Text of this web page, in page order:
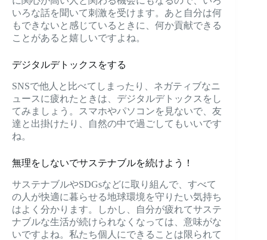
いろな話を聞いて刺激を受けます。あと自分は何
もできないと感じているときに、何か貢献できる
ことがあると嬉しいですよね。
デジタルデトックスをする
SNSで他人と比べてしまったり、ネガティブなニ
ュースに疲れたときは、デジタルデトックスをし
てみましょう。スマホやパソコンを見ないで、友
達と出掛けたり、自然の中で過ごしてもいいです
ね。
無理をしないでサステナブルを続けよう！
サステナブルやSDGsなどに取り組んで、すべて
の人が快適に暮らせる地球環境を守りたい気持ち
はよく分かります。しかし、自分が疲れてサステ
ナブルな生活が続けられなくなっては、意味がな
いですよね。私たち個人にできることは限られて